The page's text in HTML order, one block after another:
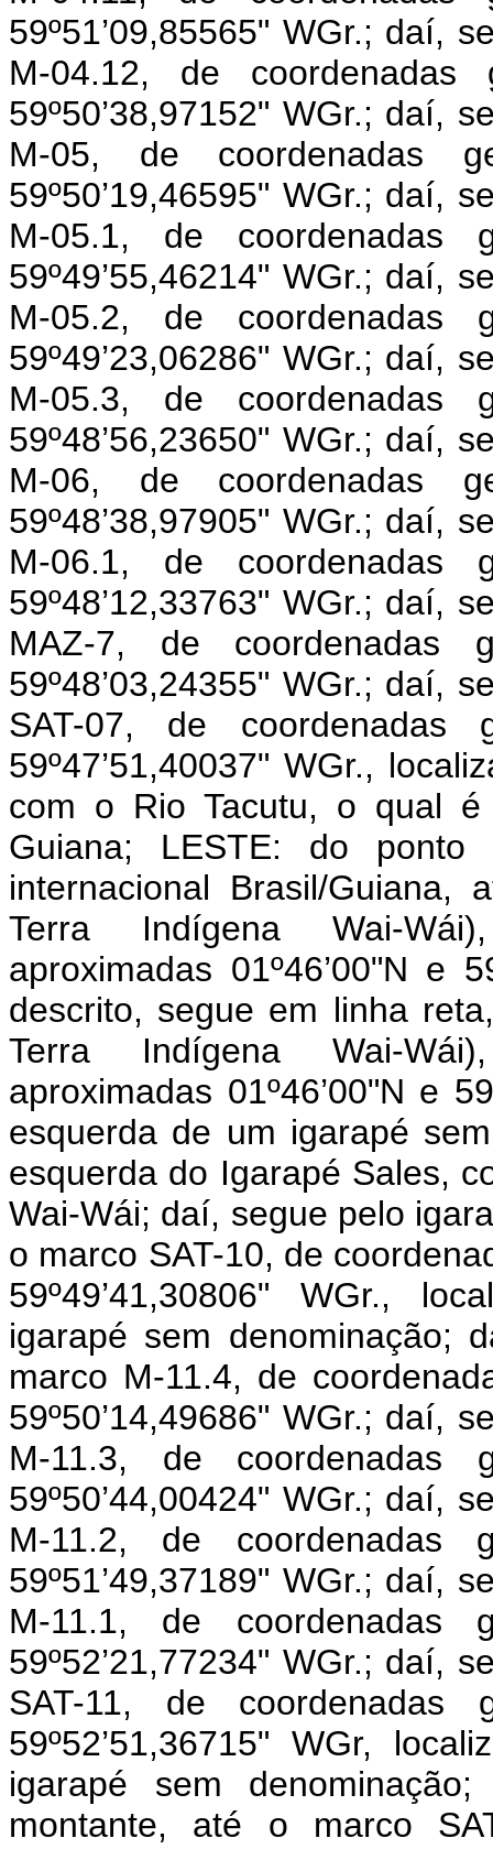
59º51’09,85565" WGr.; daí,
M-04.12, de coordenadas
59º50’38,97152" WGr.; daí,
M-05, de coordenadas
59º50’19,46595" WGr.; daí,
M-05.1, de coordenadas
59º49’55,46214" WGr.; daí,
M-05.2, de coordenadas
59º49’23,06286" WGr.; daí,
M-05.3, de coordenadas
59º48’56,23650" WGr.; daí,
M-06, de coordenadas
59º48’38,97905" WGr.; daí,
M-06.1, de coordenadas
59º48’12,33763" WGr.; daí,
MAZ-7, de coordenadas
59º48’03,24355" WGr.; daí,
SAT-07, de coordenadas
59º47’51,40037" WGr.,
com o Rio Tacutu, o qual
Guiana; LESTE: do
internacional Brasil/
Terra Indígena Wai-
aproximadas 01º46’00"N e
descrito, segue em linha
Terra Indígena Wai-
aproximadas 01º46’00"N e
esquerda de um igarapé
esquerda do Igarapé Sales,
Wai-Wái; daí, segue pelo
o marco SAT-10, de
59º49’41,30806" WGr.,
igarapé sem denominação;
marco M-11.4, de
59º50’14,49686" WGr.; daí,
M-11.3, de coordenadas
59º50’44,00424" WGr.; daí,
M-11.2, de coordenadas
59º51’49,37189" WGr.; daí,
M-11.1, de coordenadas
59º52’21,77234" WGr.; daí,
SAT-11, de coordenadas
59º52’51,36715" WGr,
igarapé sem
montante, até o marco